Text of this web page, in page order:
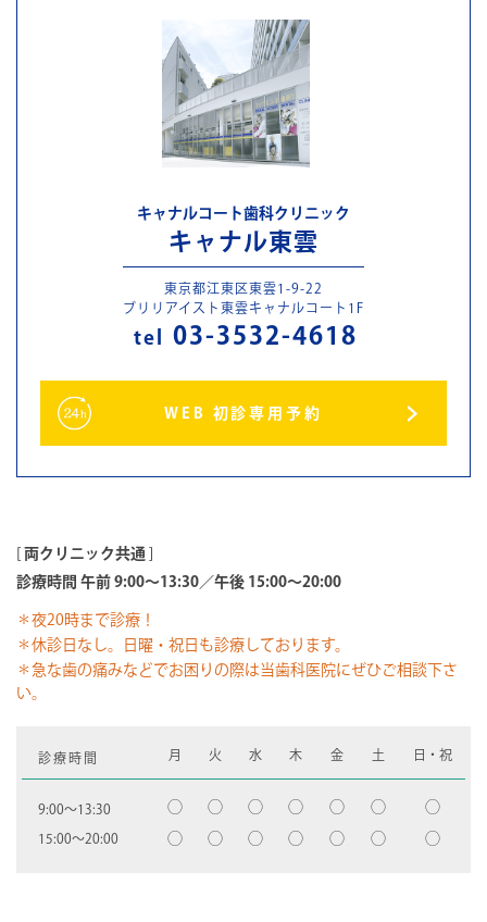
キャナルコート歯科クリニック
キャナル東雲
東京都江東区東雲1-9-22
ブリリアイスト東雲キャナルコート1F
tel 03-3532-4618
WEB 初診専用予約
両クリニック共通
診療時間 午前 9:00～13:30／午後 15:00～20:00
＊夜20時まで診療！
＊休診日なし。日曜・祝日も診療しております。
＊急な歯の痛みなどでお困りの際は当歯科医院にぜひご相談下さ
い。
診療時間 月 火 水 木 金 土 日・祝
9:00〜13:30 ◯ ◯ ◯ ◯ ◯ ◯ ◯
15:00〜20:00 ◯ ◯ ◯ ◯ ◯ ◯ ◯